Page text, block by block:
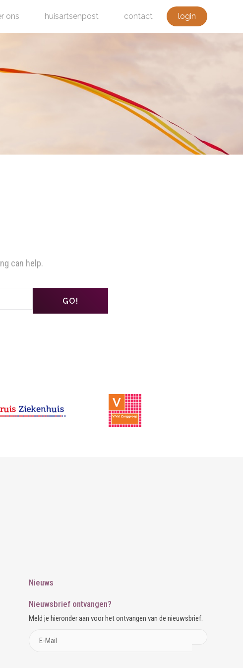
ons huisartsenpost contact login
can help.
GO!
Nieuws
Nieuwsbrief ontvangen?
Meld je hieronder aan voor het ontvangen van de nieuwsbrief.